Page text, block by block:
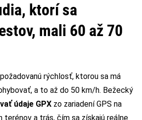
ktorí sa
mali 60 až 70
rýchlosť, ktorou sa má
a to až do 50 km/h. Bežecký
údaje GPX zo zariadení GPS na
terénov a trás, čím sa získajú reálne